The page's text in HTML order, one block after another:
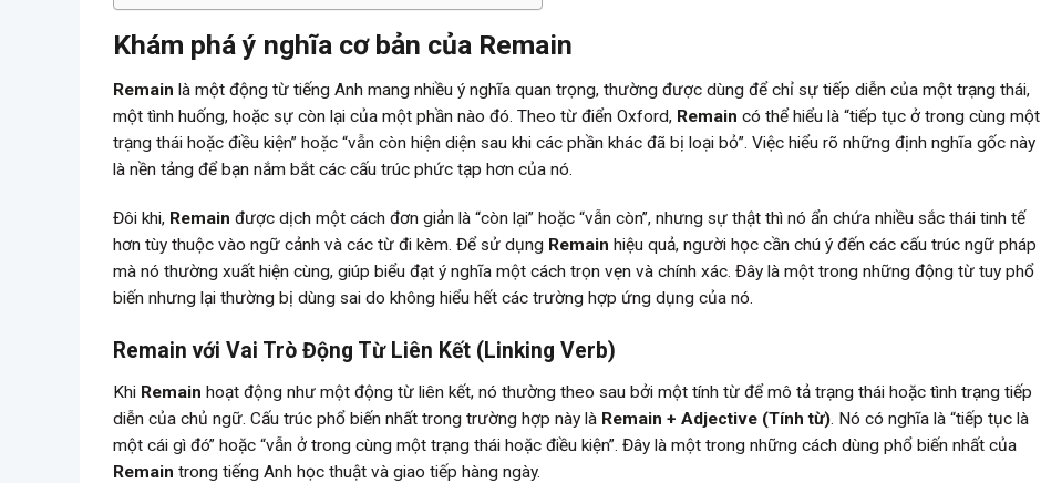
Khám phá ý nghĩa cơ bản của Remain
Remain là một động từ tiếng Anh mang nhiều ý nghĩa quan trọng, thường được dùng để chỉ sự tiếp diễn của một trạng thái,
một tình huống, hoặc sự còn lại của một phần nào đó. Theo từ điển Oxford, Remain có thể hiểu là “tiếp tục ở trong cùng một
trạng thái hoặc điều kiện” hoặc “vẫn còn hiện diện sau khi các phần khác đã bị loại bỏ”. Việc hiểu rõ những định nghĩa gốc này
là nền tảng để bạn nắm bắt các cấu trúc phức tạp hơn của nó.
Đôi khi, Remain được dịch một cách đơn giản là “còn lại” hoặc “vẫn còn”, nhưng sự thật thì nó ẩn chứa nhiều sắc thái tinh tế
hơn tùy thuộc vào ngữ cảnh và các từ đi kèm. Để sử dụng Remain hiệu quả, người học cần chú ý đến các cấu trúc ngữ pháp
mà nó thường xuất hiện cùng, giúp biểu đạt ý nghĩa một cách trọn vẹn và chính xác. Đây là một trong những động từ tuy phổ
biến nhưng lại thường bị dùng sai do không hiểu hết các trường hợp ứng dụng của nó.
Remain với Vai Trò Động Từ Liên Kết (Linking Verb)
Khi Remain hoạt động như một động từ liên kết, nó thường theo sau bởi một tính từ để mô tả trạng thái hoặc tình trạng tiếp
diễn của chủ ngữ. Cấu trúc phổ biến nhất trong trường hợp này là Remain + Adjective (Tính từ). Nó có nghĩa là “tiếp tục là
một cái gì đó” hoặc “vẫn ở trong cùng một trạng thái hoặc điều kiện”. Đây là một trong những cách dùng phổ biến nhất của
Remain trong tiếng Anh học thuật và giao tiếp hàng ngày.